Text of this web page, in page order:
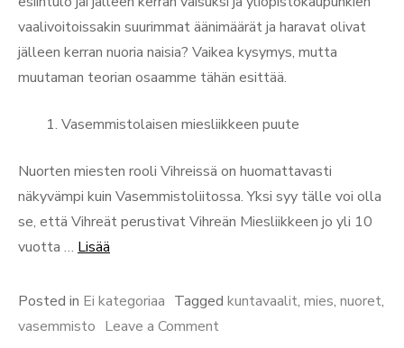
vaalivoitoissakin suurimmat äänimäärät ja haravat olivat
jälleen kerran nuoria naisia? Vaikea kysymys, mutta
muutaman teorian osaamme tähän esittää.
Vasemmistolaisen miesliikkeen puute
Nuorten miesten rooli Vihreissä on huomattavasti
näkyvämpi kuin Vasemmistoliitossa. Yksi syy tälle voi olla
se, että Vihreät perustivat Vihreän Miesliikkeen jo yli 10
vuotta … Lisää
miehet”
Posted in Ei kategoriaa Tagged kuntavaalit, mies, nuoret,
vasemmisto Leave a Commenton